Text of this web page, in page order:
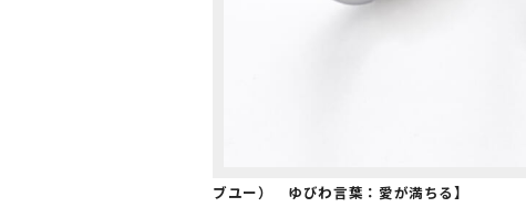
ブユー） ゆびわ言葉：愛が満ちる】